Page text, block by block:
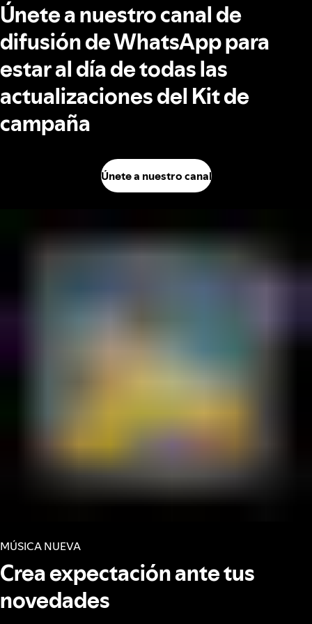
Únete a nuestro canal de
difusión de WhatsApp para
estar al día de todas las
actualizaciones del Kit de
campaña
Únete a nuestro canal
MÚSICA NUEVA
Crea expectación ante tus
novedades